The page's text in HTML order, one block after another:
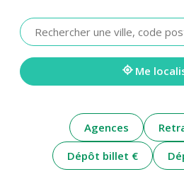
Veuillez
renseigner
une
adresse
Me
Agences
Dépôt billet €